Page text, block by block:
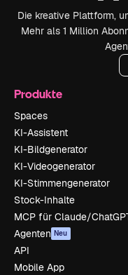
Die kreative Plattform,
Mehr als 1 Million
Produkte
Spaces
KI-Assistent
KI-Bildgenerator
KI-Videogenerator
KI-Stimmengenerator
Stock-Inhalte
MCP für Claude/
Agenten Neu
API
Mobile App